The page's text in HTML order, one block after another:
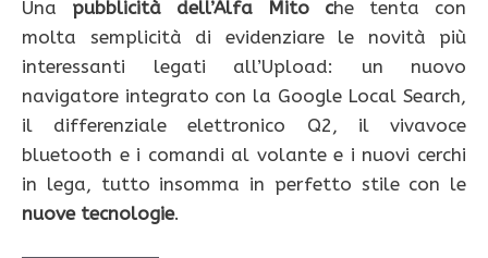
Una pubblicità dell’Alfa Mito che tenta con
molta semplicità di evidenziare le novità più
interessanti legati all’Upload: un nuovo
navigatore integrato con la Google Local Search,
il differenziale elettronico Q2, il vivavoce
bluetooth e i comandi al volante e i nuovi cerchi
in lega, tutto insomma in perfetto stile con le
nuove tecnologie.